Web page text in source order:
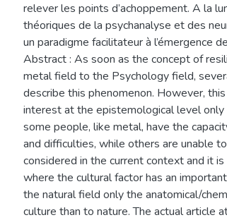
relever les points d’achoppement. A la
théoriques de la psychanalyse et des
un paradigme facilitateur à l’émergence
Abstract : As soon as the concept of
metal field to the Psychology field,
describe this phenomenon. However,
interest at the epistemological level
some people, like metal, have the
and difficulties, while others are unable
considered in the current context and it
where the cultural factor has an
the natural field only the anatomical/
culture than to nature. The actual article